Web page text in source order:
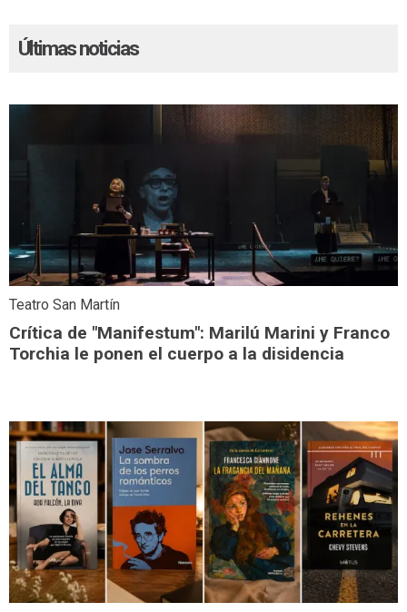
Últimas noticias
Teatro San Martín
Crítica de "Manifestum": Marilú Marini y Franco
Torchia le ponen el cuerpo a la disidencia